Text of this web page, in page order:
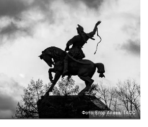
Фото: Егор Алеев/ТАСС